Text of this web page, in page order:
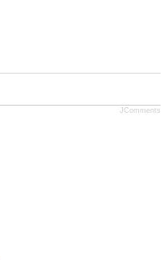
JComments